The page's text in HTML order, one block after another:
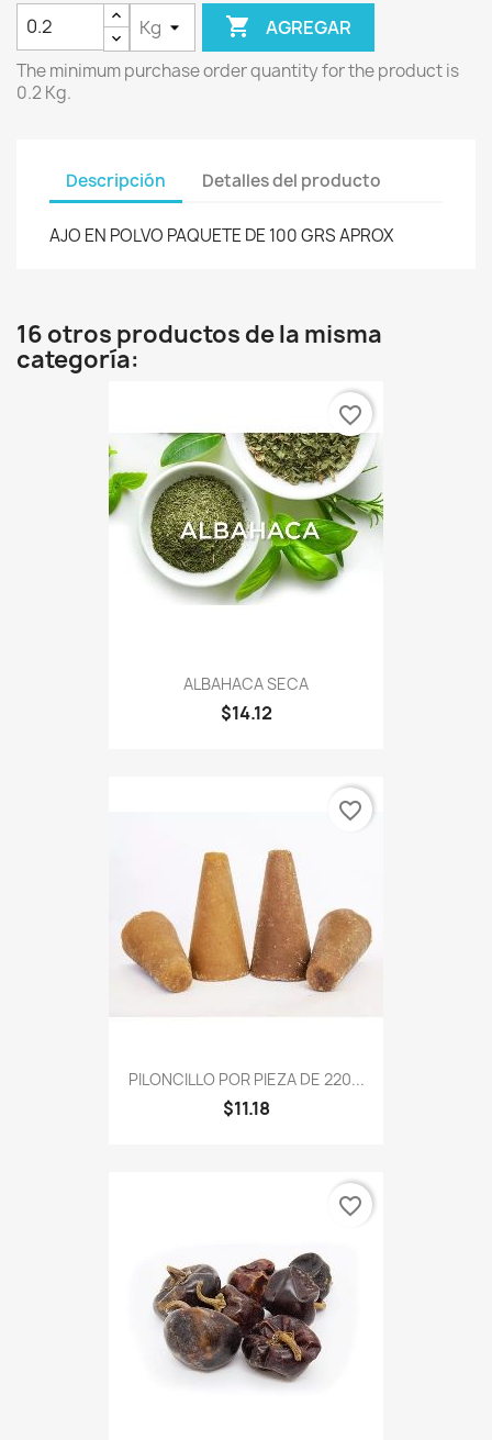
 AGREGAR
The minimum purchase order quantity for the product is
0.2 Kg.
Descripción Detalles del producto
AJO EN POLVO PAQUETE DE 100 GRS APROX
16 otros productos de la misma
categoría:
ALBAHACA SECA
$14.12
favorite_border
PILONCILLO POR PIEZA DE 220...
$11.18
favorite_border
favorite_border